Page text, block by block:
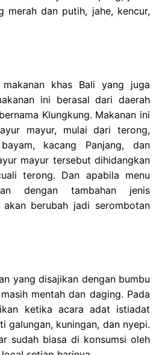
merah dan putih, jahe, kencur,
makanan khas Bali yang juga
ini berasal dari daerah
Klungkung. Makanan ini
mayur, mulai dari terong,
kacang Panjang, dan
mayur tersebut dihidangkan
terong. Dan apabila menu
dengan tambahan jenis
akan berubah jadi serombotan
yang disajikan dengan bumbu
mentah dan daging. Pada
ketika acara adat istiadat
galungan, kuningan, dan nyepi.
sudah biasa di konsumsi oleh